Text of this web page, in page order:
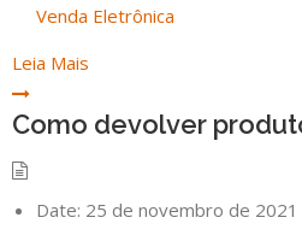
Venda Eletrônica
Leia Mais
Como devolver
Date: 25 de novembro de 2021